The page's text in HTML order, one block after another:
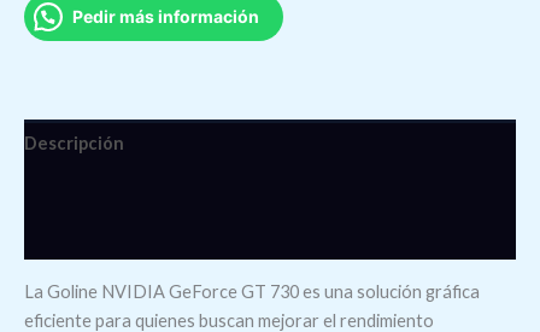
Pedir más información
Descripción
La Goline NVIDIA GeForce GT 730 es una solución gráfica
eficiente para quienes buscan mejorar el rendimiento